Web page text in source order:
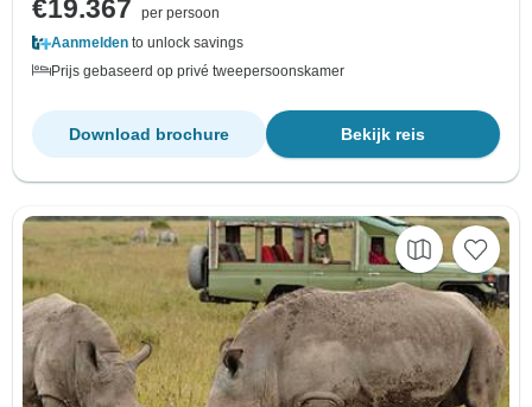
€19.367
per persoon
Aanmelden to unlock savings
Prijs gebaseerd op privé tweepersoonskamer
Bekijk reis
Download brochure